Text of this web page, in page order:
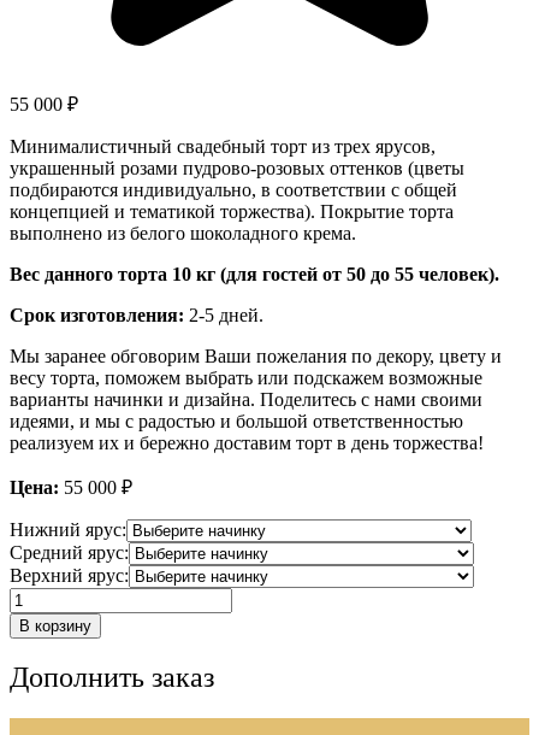
55 000 ₽
Минималистичный свадебный торт из трех ярусов,
украшенный розами пудрово-розовых оттенков (цветы
подбираются индивидуально, в соответствии с общей
концепцией и тематикой торжества). Покрытие торта
выполнено из белого шоколадного крема.
Вес данного торта 10 кг (для гостей от 50 до 55 человек).
Срок изготовления: 2-5 дней.
Мы заранее обговорим Ваши пожелания по декору, цвету и
весу торта, поможем выбрать или подскажем возможные
варианты начинки и дизайна. Поделитесь с нами своими
идеями, и мы с радостью и большой ответственностью
реализуем их и бережно доставим торт в день торжества!
Цена: 55 000 ₽
Нижний ярус:
Средний ярус:
Верхний ярус:
Количество
товара
Свадебный
с
В корзину
Дополнить заказ